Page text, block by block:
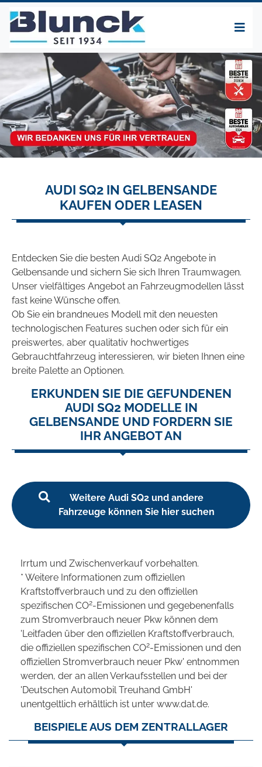
AUDI SQ2 IN GELBENSANDE
KAUFEN ODER LEASEN
Entdecken Sie die besten Audi SQ2 Angebote in
Gelbensande und sichern Sie sich Ihren Traumwagen.
Unser vielfältiges Angebot an Fahrzeugmodellen lässt
fast keine Wünsche offen.
Ob Sie ein brandneues Modell mit den neuesten
technologischen Features suchen oder sich für ein
preiswertes, aber qualitativ hochwertiges
Gebrauchtfahrzeug interessieren, wir bieten Ihnen eine
breite Palette an Optionen.
ERKUNDEN SIE DIE GEFUNDENEN
AUDI SQ2 MODELLE IN
GELBENSANDE UND FORDERN SIE
IHR ANGEBOT AN
Weitere Audi SQ2 und andere
Fahrzeuge können Sie hier suchen
Irrtum und Zwischenverkauf vorbehalten.
* Weitere Informationen zum offiziellen
Kraftstoffverbrauch und zu den offiziellen
spezifischen CO2-Emissionen und gegebenenfalls
zum Stromverbrauch neuer Pkw können dem
'Leitfaden über den offiziellen Kraftstoffverbrauch,
die offiziellen spezifischen CO2-Emissionen und den
offiziellen Stromverbrauch neuer Pkw' entnommen
werden, der an allen Verkaufsstellen und bei der
'Deutschen Automobil Treuhand GmbH'
unentgeltlich erhältlich ist unter www.dat.de.
BEISPIELE AUS DEM ZENTRALLAGER